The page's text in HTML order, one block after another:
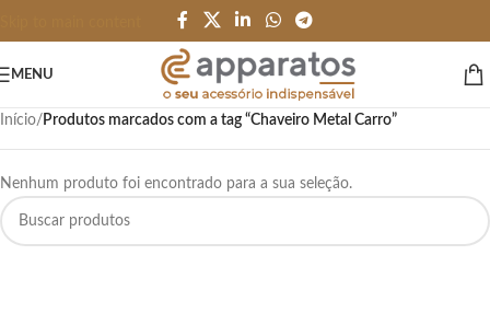
MENU
Início/ Produtos marcados com a tag “Chaveiro Metal Carro”
Nenhum produto foi encontrado para a sua seleção.